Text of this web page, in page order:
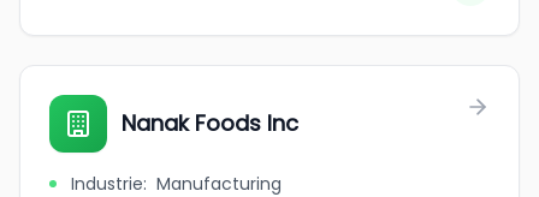
Nanak Foods Inc
Industrie: Manufacturing